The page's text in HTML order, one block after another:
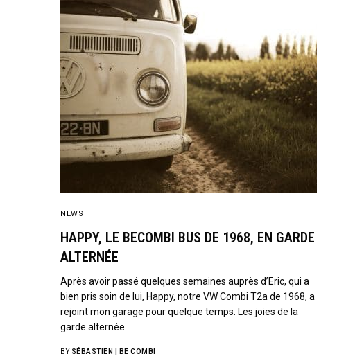
NEWS
HAPPY, LE BECOMBI BUS DE 1968, EN GARDE
ALTERNÉE
Après avoir passé quelques semaines auprès d’Eric, qui a
bien pris soin de lui, Happy, notre VW Combi T2a de 1968, a
rejoint mon garage pour quelque temps. Les joies de la
garde alternée…
BY SÉBASTIEN | BE COMBI